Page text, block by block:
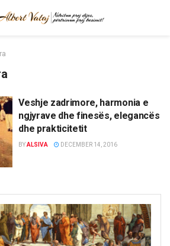
Veshje zadrimore, harmonia e
ngjyrave dhe finesës, elegancës
dhe prakticitetit
BYALSIVA DECEMBER 14, 2016